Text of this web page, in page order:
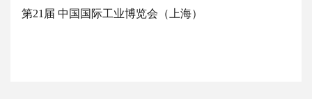
第21届 中国国际工业博览会（上海）